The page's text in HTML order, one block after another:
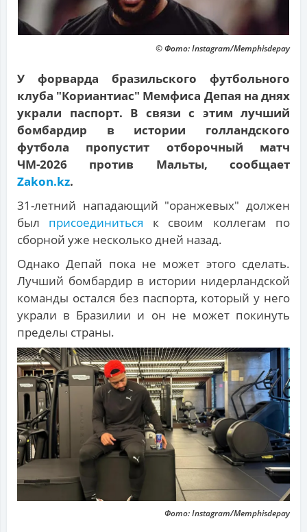
© Фото: Instagram/Memphisdepay
У форварда бразильского футбольного
клуба "Кориантиас" Мемфиса Депая на днях
украли паспорт. В связи с этим лучший
бомбардир в истории голландского
футбола пропустит отборочный матч
ЧМ-2026 против Мальты, сообщает
Zakon.kz.
31-летний нападающий "оранжевых" должен
был присоединиться к своим коллегам по
сборной уже несколько дней назад.
Однако Депай пока не может этого сделать.
Лучший бомбардир в истории нидерландской
команды остался без паспорта, который у него
украли в Бразилии и он не может покинуть
пределы страны.
Фото: Instagram/Memphisdepay